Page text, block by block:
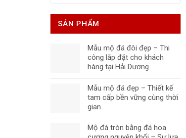
SẢN PHẨM
Mẫu mộ đá đôi đẹp – Thi
công lắp đặt cho khách
hàng tại Hải Dương
Mẫu mộ đá đẹp – Thiết kế
tam cấp bền vững cùng thời
gian
Mộ đá tròn bằng đá hoa